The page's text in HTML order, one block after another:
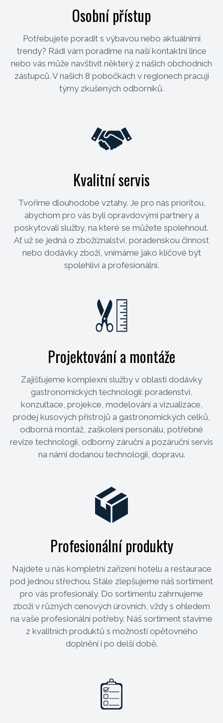
Osobní přístup
Potřebujete poradit s výbavou nebo aktuálními
trendy? Rádi vám poradíme na naší kontaktní lince
nebo vás může navštívit některý z našich obchodních
zástupců. V našich 8 pobočkách v regionech pracují
týmy zkušených odborníků.
Kvalitní servis
Tvoříme dlouhodobé vztahy. Je pro nás prioritou,
abychom pro vás byli opravdovými partnery a
poskytovali služby, na které se můžete spolehnout.
Ať už se jedná o zbožíznalství, poradenskou činnost
nebo dodávky zboží, vnímáme jako klíčové být
spolehliví a profesionální.
Projektování a montáže
Zajišťujeme komplexní služby v oblasti dodávky
gastronomických technologií: poradenství,
konzultace, projekce, modelování a vizualizace,
prodej kusových přístrojů a gastronomických celků,
odborná montáž, zaškolení personálu, potřebné
revize technologií, odborný záruční a pozáruční servis
na námi dodanou technologii, dopravu.
Profesionální produkty
Najdete u nás kompletní zařízení hotelu a restaurace
pod jednou střechou. Stále zlepšujeme náš sortiment
pro vás profesionály. Do sortimentu zahrnujeme
zboží v různých cenových úrovních, vždy s ohledem
na vaše profesionální potřeby. Náš sortiment stavíme
z kvalitních produktů s možností opětovného
doplnění i po delší době.